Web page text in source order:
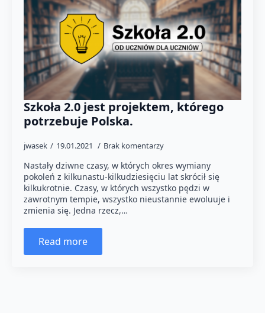
Szkoła 2.0 jest projektem, którego
potrzebuje Polska.
jwasek 19.01.2021 Brak komentarzy
Nastały dziwne czasy, w których okres wymiany
pokoleń z kilkunastu-kilkudziesięciu lat skrócił się
kilkukrotnie. Czasy, w których wszystko pędzi w
zawrotnym tempie, wszystko nieustannie ewoluuje i
zmienia się. Jedna rzecz,…
Read more